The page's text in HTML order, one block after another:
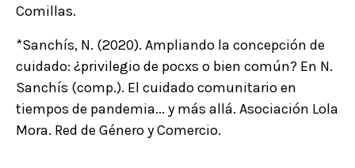
Comillas.
*Sanchís, N. (2020). Ampliando la concepción de
cuidado: ¿privilegio de pocxs o bien común? En N.
Sanchís (comp.). El cuidado comunitario en
tiempos de pandemia... y más allá. Asociación Lola
Mora. Red de Género y Comercio.